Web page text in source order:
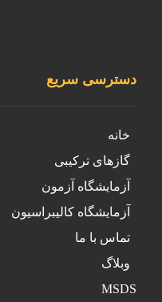
دسترسی سریع
خانه
گازهای ترکیبی
آزمایشگاه آزمون
آزمایشگاه کالیبراسیون
تماس با ما
وبلاگ
MSDS